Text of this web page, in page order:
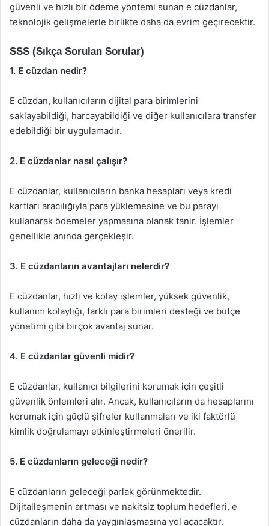
güvenli ve hızlı bir ödeme yöntemi sunan e cüzdanlar,
teknolojik gelişmelerle birlikte daha da evrim geçirecektir.
SSS (Sıkça Sorulan Sorular)
1. E cüzdan nedir?
E cüzdan, kullanıcıların dijital para birimlerini
saklayabildiği, harcayabildiği ve diğer kullanıcılara transfer
edebildiği bir uygulamadır.
2. E cüzdanlar nasıl çalışır?
E cüzdanlar, kullanıcıların banka hesapları veya kredi
kartları aracılığıyla para yüklemesine ve bu parayı
kullanarak ödemeler yapmasına olanak tanır. İşlemler
genellikle anında gerçekleşir.
3. E cüzdanların avantajları nelerdir?
E cüzdanlar, hızlı ve kolay işlemler, yüksek güvenlik,
kullanım kolaylığı, farklı para birimleri desteği ve bütçe
yönetimi gibi birçok avantaj sunar.
4. E cüzdanlar güvenli midir?
E cüzdanlar, kullanıcı bilgilerini korumak için çeşitli
güvenlik önlemleri alır. Ancak, kullanıcıların da hesaplarını
korumak için güçlü şifreler kullanmaları ve iki faktörlü
kimlik doğrulamayı etkinleştirmeleri önerilir.
5. E cüzdanların geleceği nedir?
E cüzdanların geleceği parlak görünmektedir.
Dijitalleşmenin artması ve nakitsiz toplum hedefleri, e
cüzdanların daha da yaygınlaşmasına yol açacaktır.